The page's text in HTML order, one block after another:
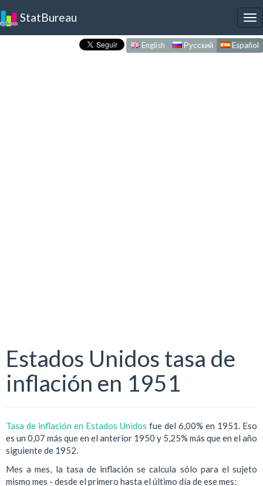
StatBureau
English Русский Español
Estados Unidos tasa de
inflación en 1951
Tasa de inflación en Estados Unidos fue del 6,00% en 1951. Eso
es un 0,07 más que en el anterior 1950 y 5,25% más que en el año
siguiente de 1952.
Mes a mes, la tasa de inflación se calcula sólo para el sujeto
mismo mes - desde el primero hasta el último día de ese mes: